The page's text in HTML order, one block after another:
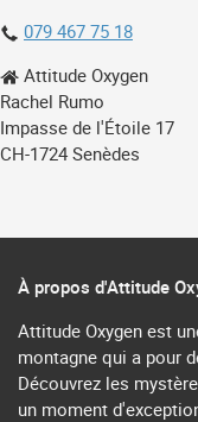
079 467 75 18
Attitude Oxygen
Rachel Rumo
Impasse de l'Étoile 17
CH-1724 Senèdes
À propos d'Attitude
Attitude Oxygen est
montagne qui a pour
Découvrez les
un moment